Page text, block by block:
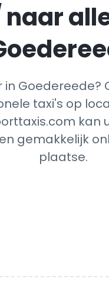
Goedereede?
taxi's op
gemakkelijk
plaatse.